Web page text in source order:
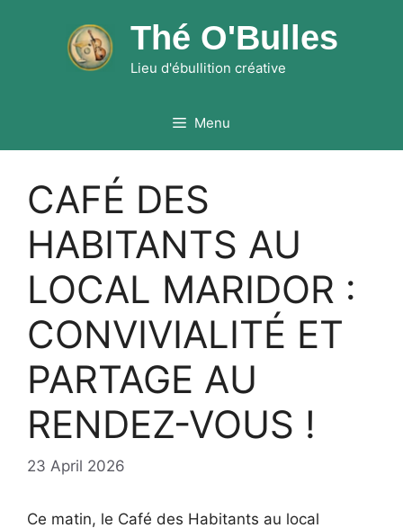
Thé O'Bulles
Lieu d'ébullition créative
Menu
CAFÉ DES
HABITANTS AU
LOCAL MARIDOR :
CONVIVIALITÉ ET
PARTAGE AU
RENDEZ-VOUS !
23 April 2026
Ce matin, le Café des Habitants au local